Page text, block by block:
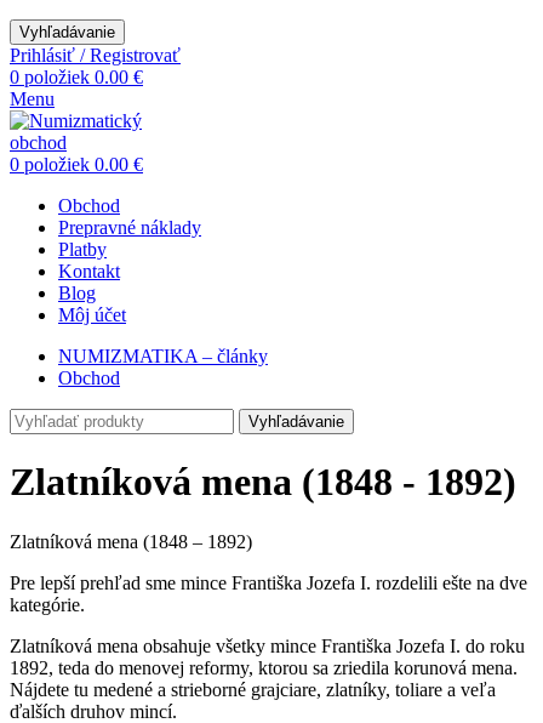
Vyhľadávanie
Prihlásiť / Registrovať
0 položiek 0.00 €
Menu
0 položiek 0.00 €
Obchod
Prepravné náklady
Platby
Kontakt
Blog
Môj účet
NUMIZMATIKA – články
Obchod
Vyhľadávanie
Zlatníková mena (1848 - 1892)
Zlatníková mena (1848 – 1892)
Pre lepší prehľad sme mince Františka Jozefa I. rozdelili ešte na dve
kategórie.
Zlatníková mena obsahuje všetky mince Františka Jozefa I. do roku
1892, teda do menovej reformy, ktorou sa zriedila korunová mena.
Nájdete tu medené a strieborné grajciare, zlatníky, toliare a veľa
ďalších druhov mincí.